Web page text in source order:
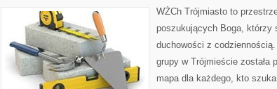
WŻCh Trójmiasto to
poszukujących Boga, którzy
duchowości z
grupy w Trójmieście została
mapa dla każdego, kto